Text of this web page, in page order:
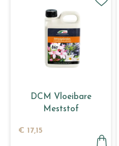
DCM Vloeibare
Meststof
Mediterrane Planten
€ 17,15